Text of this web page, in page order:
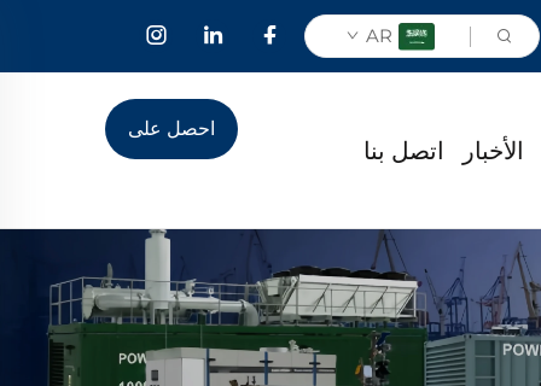
AR
الأخبار اتصل بنا
احصل على